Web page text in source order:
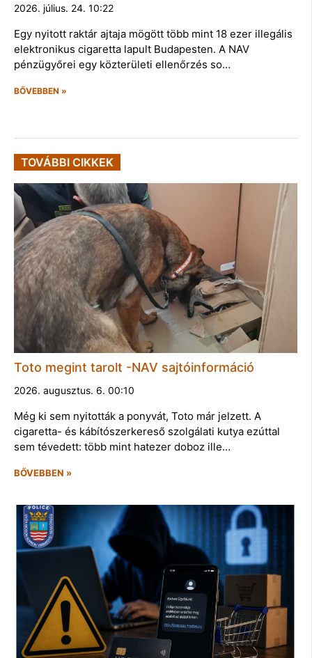
2026. július. 24. 10:22
Egy nyitott raktár ajtaja mögött több mint 18 ezer illegális
elektronikus cigaretta lapult Budapesten. A NAV
pénzügyőrei egy közterületi ellenőrzés so…
BŐVEBBEN »
TOVÁBBI CIKKEK
Toto megint tarolt -NAV sajtóinformáció
2026. augusztus. 6. 00:10
Még ki sem nyitották a ponyvát, Toto már jelzett. A
cigaretta- és kábítószerkereső szolgálati kutya ezúttal
sem tévedett: több mint hatezer doboz ille…
BŐVEBBEN »